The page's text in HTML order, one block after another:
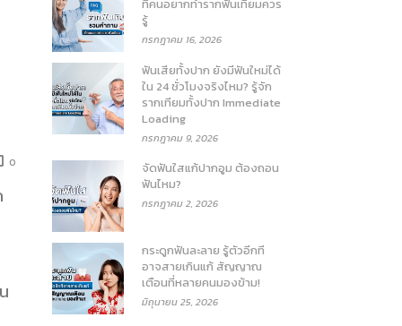
0
ที่คนอยากทำรากฟันเทียมควร
รู้
กรกฎาคม 16, 2026
ฟันเสียทั้งปาก ยังมีฟันใหม่ได้
ใน 24 ชั่วโมงจริงไหม? รู้จัก
รากเทียมทั้งปาก Immediate
Loading
กรกฎาคม 9, 2026
จัดฟันใสแก้ปากอูม ต้องถอน
ฟันไหม?
กรกฎาคม 2, 2026
กระดูกฟันละลาย รู้ตัวอีกที
อาจสายเกินแก้ สัญญาณ
เตือนที่หลายคนมองข้าม!
มิถุนายน 25, 2026